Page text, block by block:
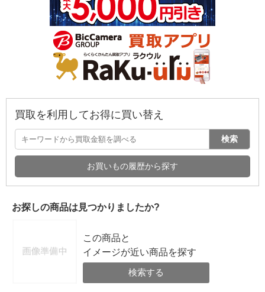
買取を利用してお得に買い替え
検索
お買いもの履歴から探す
お探しの商品は見つかりましたか?
この商品と
イメージが近い商品を探す
検索する